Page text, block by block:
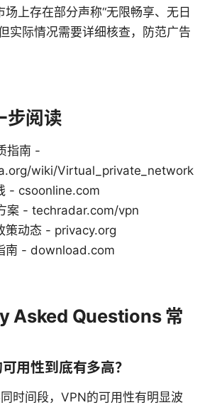
场上存在部分声称“无限畅享、无日
实际情况需要详细核查，防范广告
步阅读
指南 -
wiki/Virtual_private_network
- csoonline.com
案 - techradar.com/vpn
策动态 - privacy.org
南 - download.com
Asked Questions 常
用性到底有多高？
时间段，VPN的可用性有明显波